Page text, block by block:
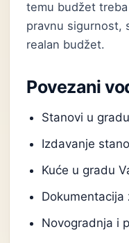
temu budžet
pravnu sigurnost,
realan budžet.
Povezani
Stanovi u
Izdavanje
Kuće u gradu
Dokumentacija
Novogradnja i